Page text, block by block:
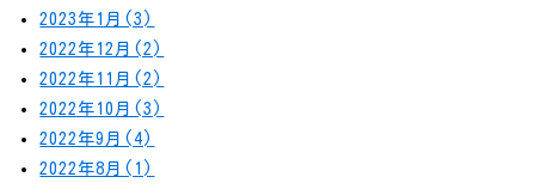
2023年1月(3)
2022年12月(2)
2022年11月(2)
2022年10月(3)
2022年9月(4)
2022年8月(1)